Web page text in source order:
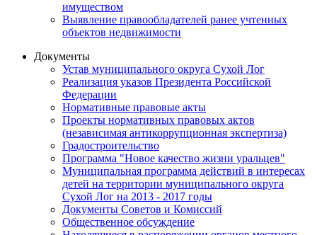
имуществом
Выявление правообладателей ранее учтенных
объектов недвижимости
Документы
Устав муниципального округа Сухой Лог
Реализация указов Президента Российской
Федерации
Нормативные правовые акты
Проекты нормативных правовых актов
(независимая антикоррупционная экспертиза)
Градостроительство
Программа "Новое качество жизни уральцев"
Муниципальная программа действий в интересах
детей на территории муниципального округа
Сухой Лог на 2013 - 2017 годы
Документы Советов и Комиссий
Общественное обсуждение